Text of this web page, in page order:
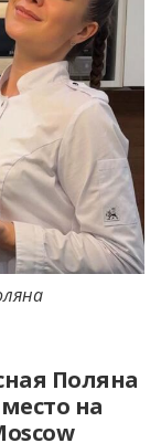
Поляна
на